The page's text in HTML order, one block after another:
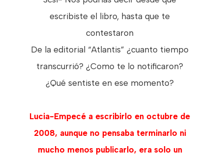
escribiste el libro, hasta que te
contestaron
De la editorial “Atlantis” ¿cuanto tiempo
transcurrió? ¿Como te lo notificaron?
¿Qué sentiste en ese momento?
Lucia-Empecé a escribirlo en octubre de
2008, aunque no pensaba terminarlo ni
mucho menos publicarlo, era solo un